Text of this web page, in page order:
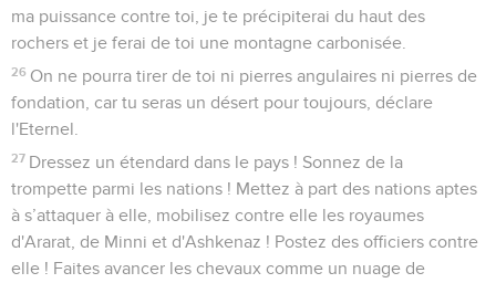
ma puissance contre toi, je te précipiterai du haut des
rochers et je ferai de toi une montagne carbonisée.
26 On ne pourra tirer de toi ni pierres angulaires ni pierres de
fondation, car tu seras un désert pour toujours, déclare
l'Eternel.
27 Dressez un étendard dans le pays ! Sonnez de la
trompette parmi les nations ! Mettez à part des nations aptes
à s’attaquer à elle, mobilisez contre elle les royaumes
d'Ararat, de Minni et d'Ashkenaz ! Postez des officiers contre
elle ! Faites avancer les chevaux comme un nuage de